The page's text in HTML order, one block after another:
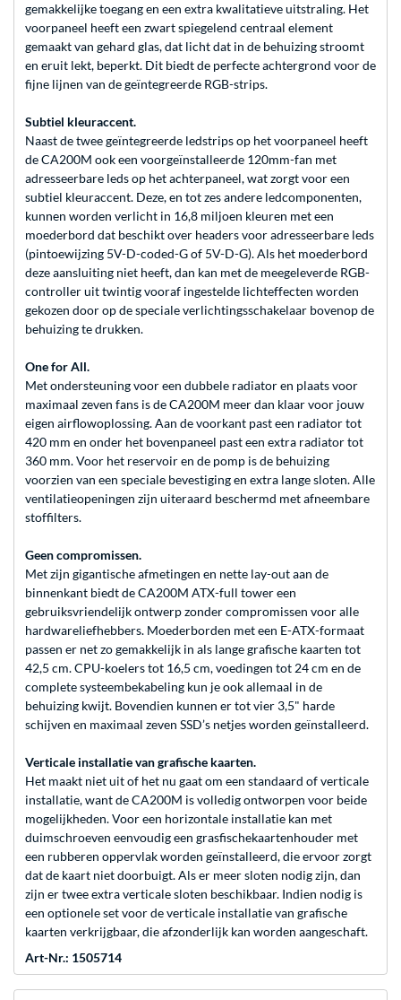
gemakkelijke toegang en een extra kwalitatieve uitstraling. Het
voorpaneel heeft een zwart spiegelend centraal element
gemaakt van gehard glas, dat licht dat in de behuizing stroomt
en eruit lekt, beperkt. Dit biedt de perfecte achtergrond voor de
fijne lijnen van de geïntegreerde RGB-strips.
Subtiel kleuraccent.
Naast de twee geïntegreerde ledstrips op het voorpaneel heeft
de CA200M ook een voorgeïnstalleerde 120mm-fan met
adresseerbare leds op het achterpaneel, wat zorgt voor een
subtiel kleuraccent. Deze, en tot zes andere ledcomponenten,
kunnen worden verlicht in 16,8 miljoen kleuren met een
moederbord dat beschikt over headers voor adresseerbare leds
(pintoewijzing 5V-D-coded-G of 5V-D-G). Als het moederbord
deze aansluiting niet heeft, dan kan met de meegeleverde RGB-
controller uit twintig vooraf ingestelde lichteffecten worden
gekozen door op de speciale verlichtingsschakelaar bovenop de
behuizing te drukken.
One for All.
Met ondersteuning voor een dubbele radiator en plaats voor
maximaal zeven fans is de CA200M meer dan klaar voor jouw
eigen airflowoplossing. Aan de voorkant past een radiator tot
420 mm en onder het bovenpaneel past een extra radiator tot
360 mm. Voor het reservoir en de pomp is de behuizing
voorzien van een speciale bevestiging en extra lange sloten. Alle
ventilatieopeningen zijn uiteraard beschermd met afneembare
stoffilters.
Geen compromissen.
Met zijn gigantische afmetingen en nette lay-out aan de
binnenkant biedt de CA200M ATX-full tower een
gebruiksvriendelijk ontwerp zonder compromissen voor alle
hardwareliefhebbers. Moederborden met een E-ATX-formaat
passen er net zo gemakkelijk in als lange grafische kaarten tot
42,5 cm. CPU-koelers tot 16,5 cm, voedingen tot 24 cm en de
complete systeembekabeling kun je ook allemaal in de
behuizing kwijt. Bovendien kunnen er tot vier 3,5" harde
schijven en maximaal zeven SSD’s netjes worden geïnstalleerd.
Verticale installatie van grafische kaarten.
Het maakt niet uit of het nu gaat om een standaard of verticale
installatie, want de CA200M is volledig ontworpen voor beide
mogelijkheden. Voor een horizontale installatie kan met
duimschroeven eenvoudig een grasfischekaartenhouder met
een rubberen oppervlak worden geïnstalleerd, die ervoor zorgt
dat de kaart niet doorbuigt. Als er meer sloten nodig zijn, dan
zijn er twee extra verticale sloten beschikbaar. Indien nodig is
een optionele set voor de verticale installatie van grafische
kaarten verkrijgbaar, die afzonderlijk kan worden aangeschaft.
Art-Nr.: 1505714